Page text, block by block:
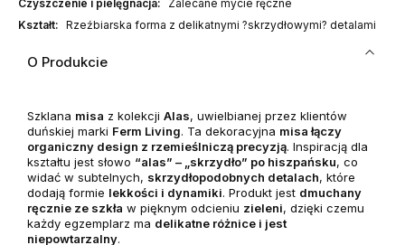
Czyszczenie i pielęgnacja:
Zalecane mycie ręczne
Kształt: Rzeźbiarska forma z delikatnymi ?skrzydłowymi? detalami
O Produkcie
Szklana misa z kolekcji Alas, uwielbianej przez klientów
duńskiej marki Ferm Living. Ta dekoracyjna misa łączy
organiczny design z rzemieślniczą precyzją. Inspiracją dla
kształtu jest słowo “alas” – „skrzydło” po hiszpańsku, co
widać w subtelnych, skrzydłopodobnych detalach, które
dodają formie lekkości i dynamiki. Produkt jest dmuchany
ręcznie ze szkła w pięknym odcieniu zieleni, dzięki czemu
każdy egzemplarz ma delikatne różnice i jest
niepowtarzalny.